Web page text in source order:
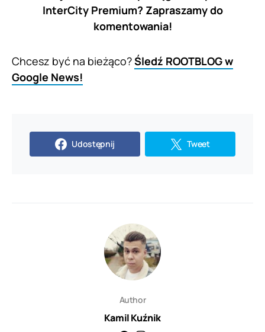
InterCity Premium? Zapraszamy do
komentowania!
Chcesz być na bieżąco?Śledź ROOTBLOG w
Google News!
Udostępnij Tweet
Author
Kamil Kuźnik